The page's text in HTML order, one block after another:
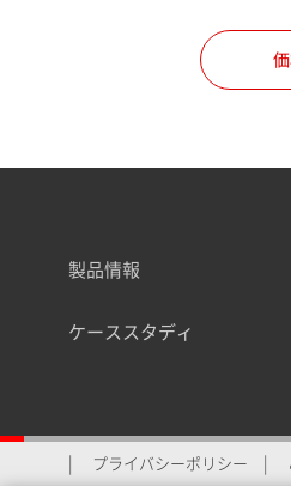
所属部署
会員制サ
製品情報
ケーススタディ
プライバシーポリシー